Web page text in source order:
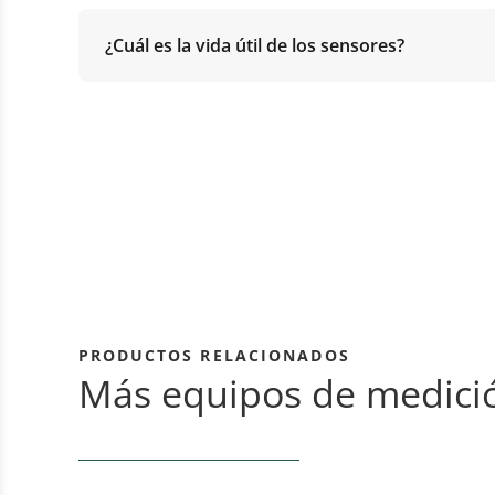
¿Cuál es la vida útil de los sensores?
PRODUCTOS RELACIONADOS
Más equipos de